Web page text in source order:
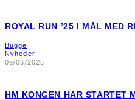
ROYAL RUN ’25 I MÅL MED
Bugge
Nyheder
09/06/2025
HM KONGEN HAR STARTET